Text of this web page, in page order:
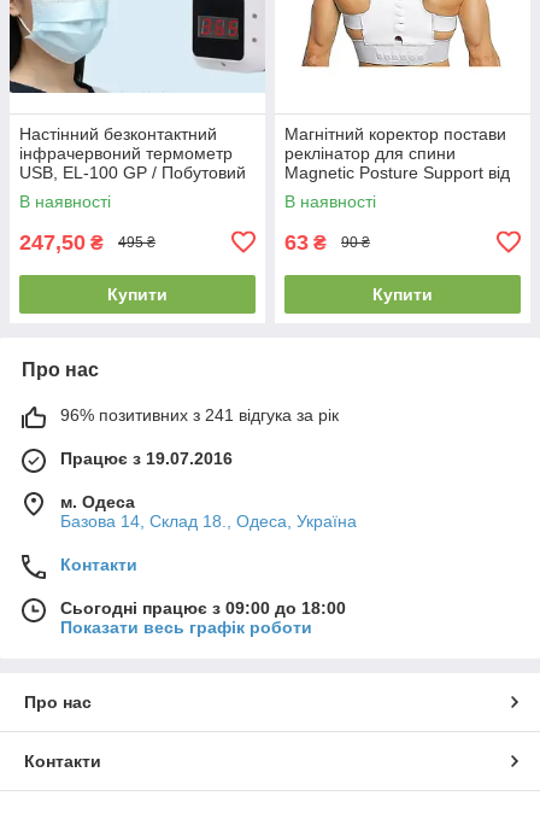
Настінний безконтактний
інфрачервоний термометр
USB, EL-100 GP / Побутовий
термометр на стіну
В наявності
247,50 ₴ 495 ₴
Купити
Магнітний коректор постави
реклінатор для спини
Magnetic Posture Support від
сувулості ортопедичний
розмір XL
В наявності
63 ₴ 90 ₴
Купити
Про нас
96% позитивних з 241 відгука за рік
Працює з 19.07.2016
м. Одеса
Базова 14, Склад 18., Одеса, Україна
Контакти
Сьогодні працює з 09:00 до 18:00
Показати весь графік роботи
Про нас
Контакти